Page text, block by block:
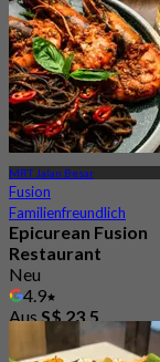
MRT Jalan Besar
Fusion
Familienfreundlich
Epicurean Fusion
Restaurant
Neu
4.9
AusS$ 23.5